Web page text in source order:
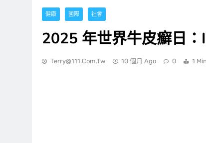
健康 國際 社會
2025 年世界牛皮癬日
Terry@111.com.tw 10 個月 Ago 0 1